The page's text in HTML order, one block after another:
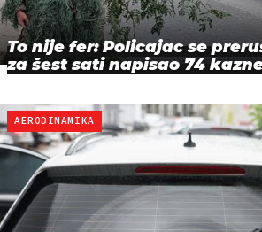
To nije fer: Policajac se
za šest sati napisao 74
AERODINAMIKA